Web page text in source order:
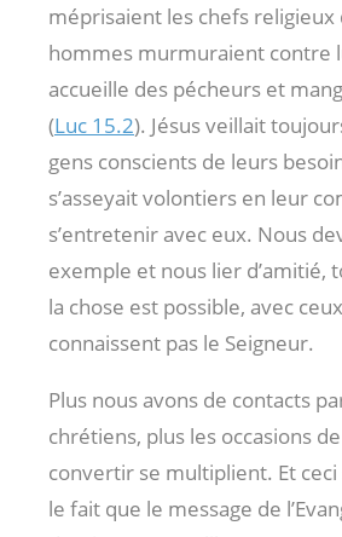
méprisaient les chefs religieux
hommes murmuraient contre
accueille des pécheurs et
(Luc 15.2). Jésus veillait
gens conscients de leurs
s’asseyait volontiers en leur
s’entretenir avec eux. Nous
exemple et nous lier d’amitié,
la chose est possible, avec
connaissent pas le Seigneur.
Plus nous avons de contacts
chrétiens, plus les occasions
convertir se multiplient. Et ceci
le fait que le message de